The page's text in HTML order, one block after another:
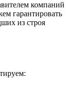
компаний
гарантировать
из строя